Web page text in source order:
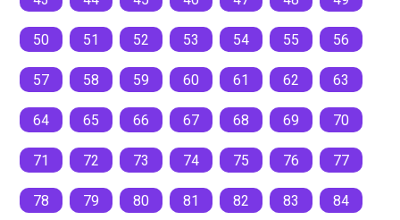
50 51 52 53 54 55 56
57 58 59 60 61 62 63
64 65 66 67 68 69 70
71 72 73 74 75 76 77
78 79 80 81 82 83 84